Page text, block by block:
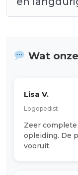
Wat
Lisa V.
Logopedist
Zeer
opleiding. De
vooruit.